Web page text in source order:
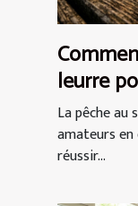
leurre
La pêche au
amateurs
réussir...